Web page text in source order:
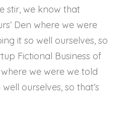
stir, we know that
Den where we were
it so well ourselves, so
Fictional Business of
where we were we told
ourselves, so that’s